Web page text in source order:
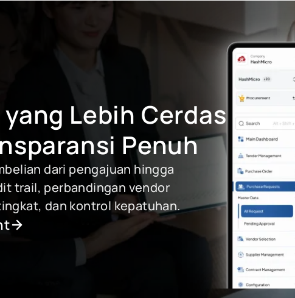
Lebih Cerdas
Penuh
dari pengajuan hingga
trail, perbandingan vendor
dan kontrol kepatuhan.